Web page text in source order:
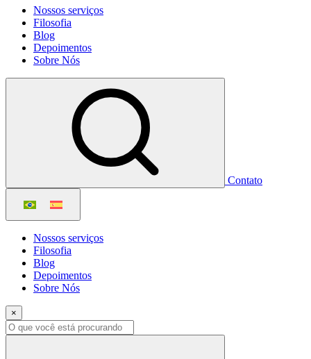
Nossos serviços
Filosofia
Blog
Depoimentos
Sobre Nós
Contato
Nossos serviços
Filosofia
Blog
Depoimentos
Sobre Nós
×